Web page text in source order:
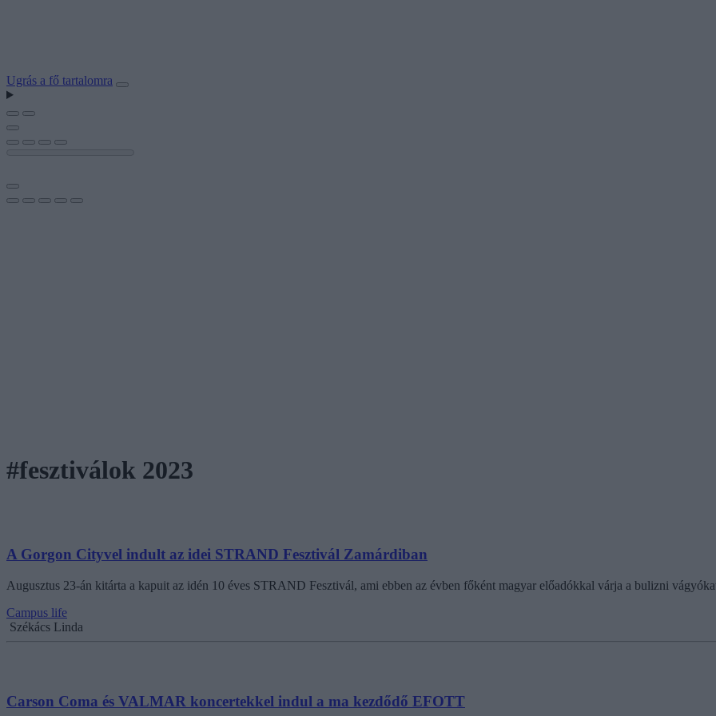
Ugrás a fő tartalomra
#fesztiválok 2023
A Gorgon Cityvel indult az idei STRAND Fesztivál Zamárdiban
Augusztus 23-án kitárta a kapuit az idén 10 éves STRAND Fesztivál, ami ebben az évben főként magyar előadókkal várja a bulizni
Campus life
Székács Linda
Carson Coma és VALMAR koncertekkel indul a ma kezdődő EFOTT